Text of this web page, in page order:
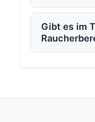
Gibt es im